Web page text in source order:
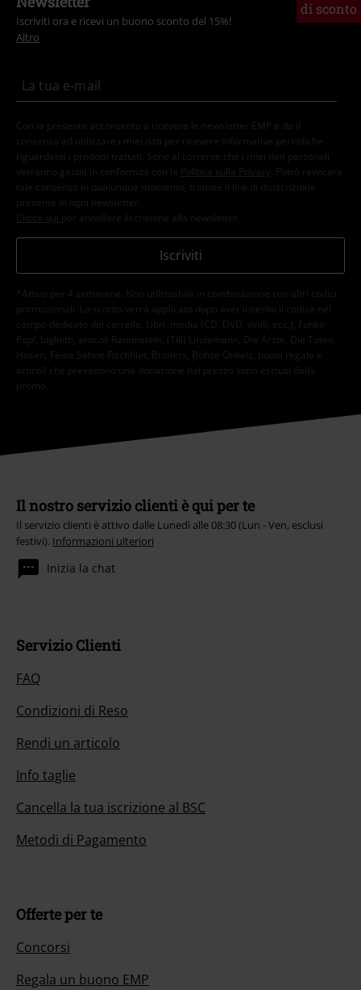
di sconto
Iscriviti ora e ricevi un buono sconto del 15%!
Altro
Con la presente acconsento a ricevere le newsletter EMP e do il
consenso ad utilizzare i miei dati per ricevere informative periodiche
riguardanti i prodotti trattati. Sono al corrente che i miei dati personali
verranno gestiti in conformità con la
Politica sulla Privacy
. Potrò revocare
tale consenso in qualunque momento, tramite il link di disiscrizione
presente in ogni newsletter.
Clicca qui per annullare liscrizione alla newsletter.
Iscriviti
*Attivo per 4 settimane. Non utilizzabile in combinazione con altri codici
promozionali. Lo sconto verrà applicato dopo aver inserito il codice nel
campo dedicato del carrello. Libri, media (CD, DVD, vinili, ecc.), Funko
Pop!, biglietti, articoli Rammstein, (Till) Lindemann, Die Ärzte, Die Toten
Hosen, Feine Sahne Fischfilet, Broilers, Böhse Onkelz, buoni regalo e
articoli che prevedono una donazione nel prezzo sono esclusi dalla
promo.
Il nostro servizio clienti è qui per te
Il servizio clienti è attivo dalle Lunedì alle 08:30 (Lun - Ven, esclusi
festivi). Informazioni ulteriori
Inizia la chat
Servizio Clienti
FAQ
Condizioni di Reso
Rendi un articolo
Info taglie
Cancella la tua iscrizione al BSC
Metodi di Pagamento
Offerte per te
Concorsi
Regala un buono EMP